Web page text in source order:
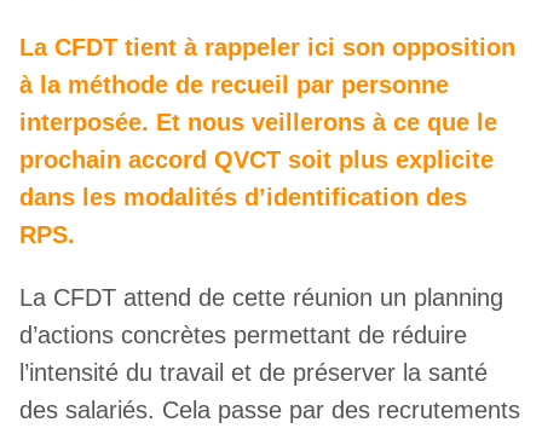
La CFDT tient à rappeler ici son opposition
à la méthode de recueil par personne
interposée. Et nous veillerons à ce que le
prochain accord QVCT soit plus explicite
dans les modalités d’identification des
RPS.
La CFDT attend de cette réunion un planning
d’actions concrètes permettant de réduire
l’intensité du travail et de préserver la santé
des salariés. Cela passe par des recrutements